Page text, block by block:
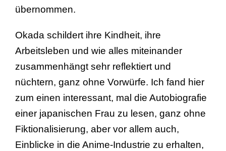
übernommen.
Okada schildert ihre Kindheit, ihre
Arbeitsleben und wie alles miteinander
zusammenhängt sehr reflektiert und
nüchtern, ganz ohne Vorwürfe. Ich fand hier
zum einen interessant, mal die Autobiografie
einer japanischen Frau zu lesen, ganz ohne
Fiktionalisierung, aber vor allem auch,
Einblicke in die Anime-Industrie zu erhalten,